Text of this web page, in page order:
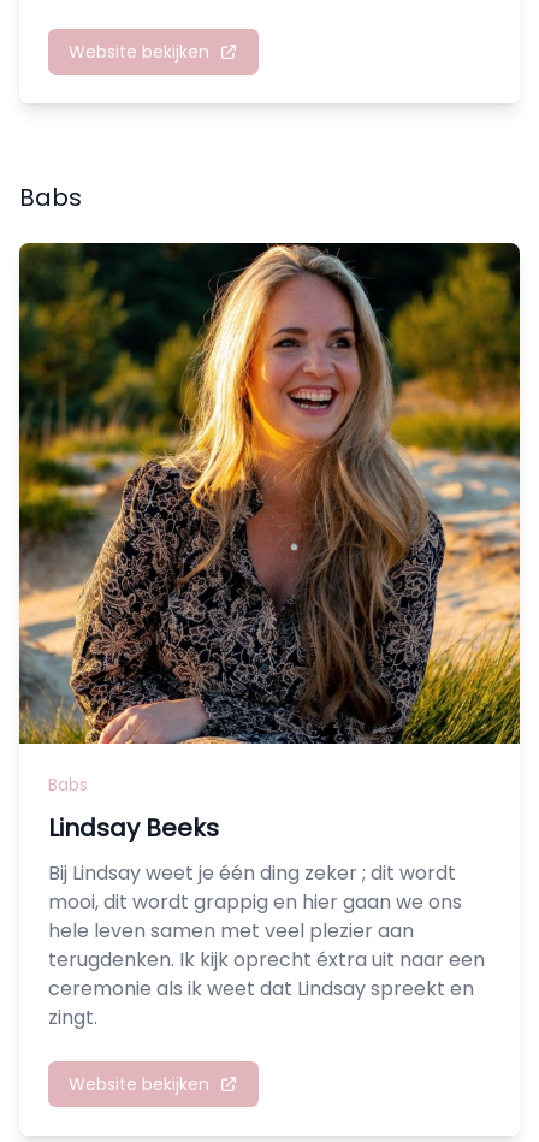
Website bekijken
Babs
Babs
Lindsay Beeks
Bij Lindsay weet je één ding zeker ; dit wordt
mooi, dit wordt grappig en hier gaan we ons
hele leven samen met veel plezier aan
terugdenken. Ik kijk oprecht éxtra uit naar een
ceremonie als ik weet dat Lindsay spreekt en
zingt.
Website bekijken